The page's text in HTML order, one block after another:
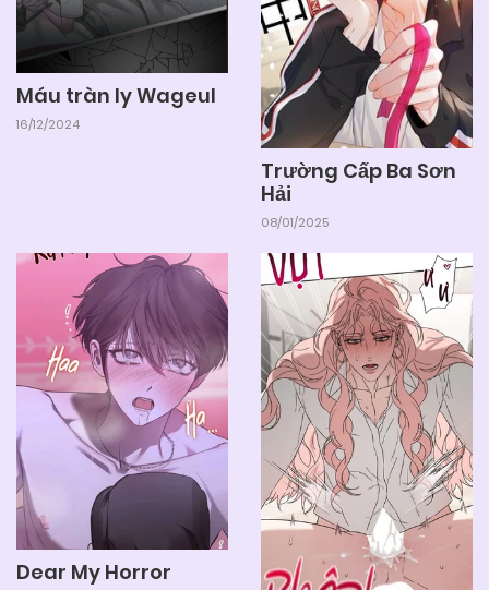
Máu tràn ly Wageul
16/12/2024
Trường Cấp Ba Sơn
Hải
08/01/2025
Dear My Horror